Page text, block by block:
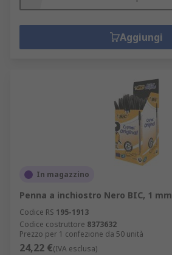
Aggiungi
In magazzino
Penna a inchiostro Nero BIC, 1 mm
Codice RS 195-1913
Codice costruttore 8373632
Prezzo per 1 confezione da 50 unità
24,22 €(IVA esclusa)